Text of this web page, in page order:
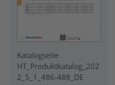
Katalogseite
HT_Produktkatalog_202
2_5_1_486-488_DE